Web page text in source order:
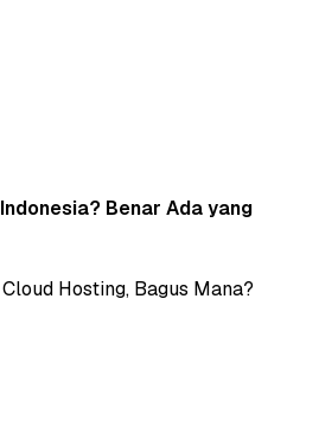
Benar Ada yang